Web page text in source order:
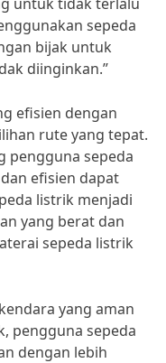
sepeda
bijak untuk
diinginkan.”
efisien dengan
rute yang tepat.
pengguna sepeda
efisien dapat
listrik menjadi
yang berat dan
sepeda listrik
yang aman
pengguna sepeda
dengan lebih